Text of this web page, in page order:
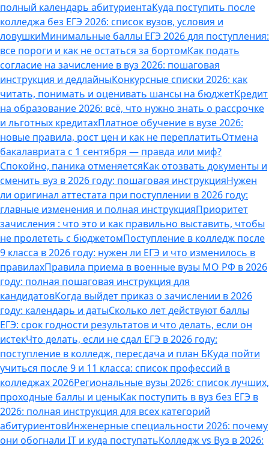
полный календарь абитуриентаКуда поступить после
колледжа без ЕГЭ 2026: список вузов, условия и
ловушкиМинимальные баллы ЕГЭ 2026 для поступления:
все пороги и как не остаться за бортомКак подать
согласие на зачисление в вуз 2026: пошаговая
инструкция и дедлайныКонкурсные списки 2026: как
читать, понимать и оценивать шансы на бюджетКредит
на образование 2026: всё, что нужно знать о рассрочке
и льготных кредитахПлатное обучение в вузе 2026:
новые правила, рост цен и как не переплатитьОтмена
бакалавриата с 1 сентября — правда или миф?
Спокойно, паника отменяетсяКак отозвать документы и
сменить вуз в 2026 году: пошаговая инструкцияНужен
ли оригинал аттестата при поступлении в 2026 году:
главные изменения и полная инструкцияПриоритет
зачисления : что это и как правильно выставить, чтобы
не пролететь с бюджетомПоступление в колледж после
9 класса в 2026 году: нужен ли ЕГЭ и что изменилось в
правилахПравила приема в военные вузы МО РФ в 2026
году: полная пошаговая инструкция для
кандидатовКогда выйдет приказ о зачислении в 2026
году: календарь и датыСколько лет действуют баллы
ЕГЭ: срок годности результатов и что делать, если он
истекЧто делать, если не сдал ЕГЭ в 2026 году:
поступление в колледж, пересдача и план БКуда пойти
учиться после 9 и 11 класса: список профессий в
колледжах 2026Региональные вузы 2026: список лучших,
проходные баллы и ценыКак поступить в вуз без ЕГЭ в
2026: полная инструкция для всех категорий
абитуриентовИнженерные специальности 2026: почему
они обогнали IT и куда поступатьКолледж vs Вуз в 2026: